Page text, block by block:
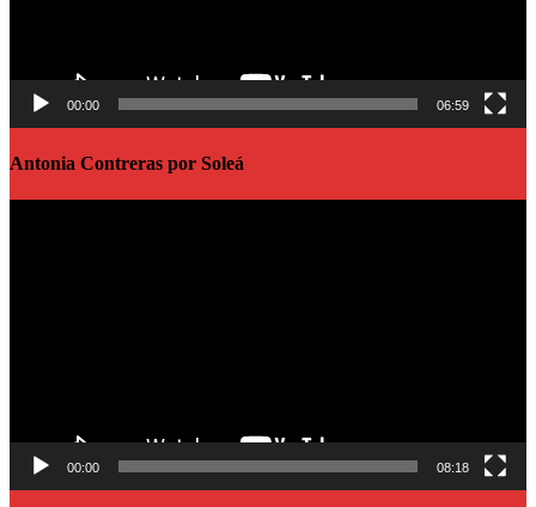
00:00 06:59
Antonia Contreras por Soleá
00:00 08:18